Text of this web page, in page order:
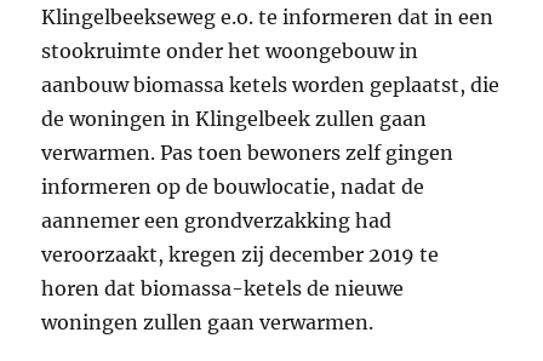
Klingelbeekseweg e.o. te informeren dat in een
stookruimte onder het woongebouw in
aanbouw biomassa ketels worden geplaatst, die
de woningen in Klingelbeek zullen gaan
verwarmen. Pas toen bewoners zelf gingen
informeren op de bouwlocatie, nadat de
aannemer een grondverzakking had
veroorzaakt, kregen zij december 2019 te
horen dat biomassa-ketels de nieuwe
woningen zullen gaan verwarmen.